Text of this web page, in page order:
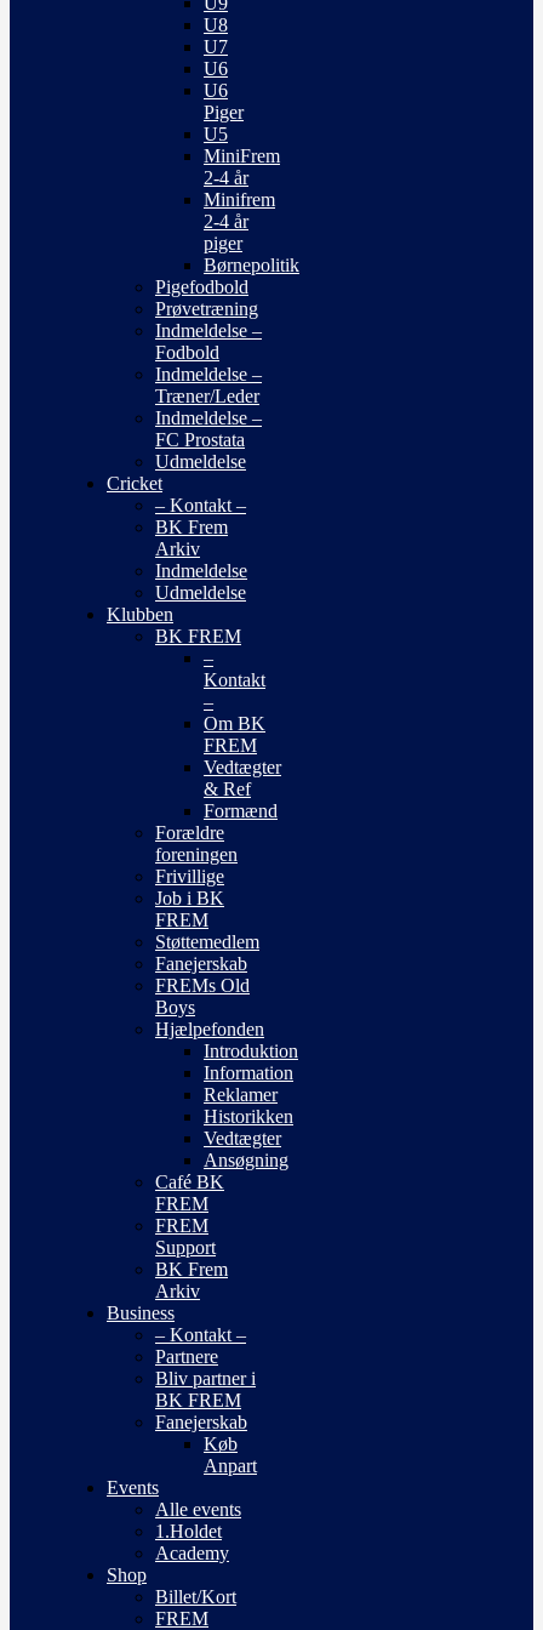
U8
U7
U6
U6
Piger
U5
MiniFrem
2-4 år
Minifrem
2-4 år
piger
Børnepolitik
Pigefodbold
Prøvetræning
Indmeldelse –
Fodbold
Indmeldelse –
Træner/Leder
Indmeldelse –
FC Prostata
Udmeldelse
Cricket
– Kontakt –
BK Frem
Arkiv
Indmeldelse
Udmeldelse
Klubben
BK FREM
–
Kontakt
–
Om BK
FREM
Vedtægter
& Ref
Formænd
Forældre
foreningen
Frivillige
Job i BK
FREM
Støttemedlem
Fanejerskab
FREMs Old
Boys
Hjælpefonden
Introduktion
Information
Reklamer
Historikken
Vedtægter
Ansøgning
Café BK
FREM
FREM
Support
BK Frem
Arkiv
Business
– Kontakt –
Partnere
Bliv partner i
BK FREM
Fanejerskab
Køb
Anpart
Events
Alle events
1.Holdet
Academy
Shop
Billet/Kort
FREM